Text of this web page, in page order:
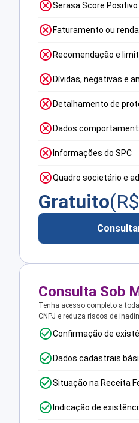
Serasa Score Positivo
Faturamento ou
Recomendação e
Dívidas, negativas e
Detalhamento de
Dados
Informações do SPC
Quadro societário e
Gratuito(R$
Consulta Sob
Tenha acesso completo a
CNPJ e reduza riscos de
Confirmação de
Dados cadastrais
Situação na Receita
Indicação de